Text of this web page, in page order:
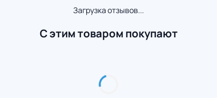
Загрузка отзывов...
С этим товаром покупают